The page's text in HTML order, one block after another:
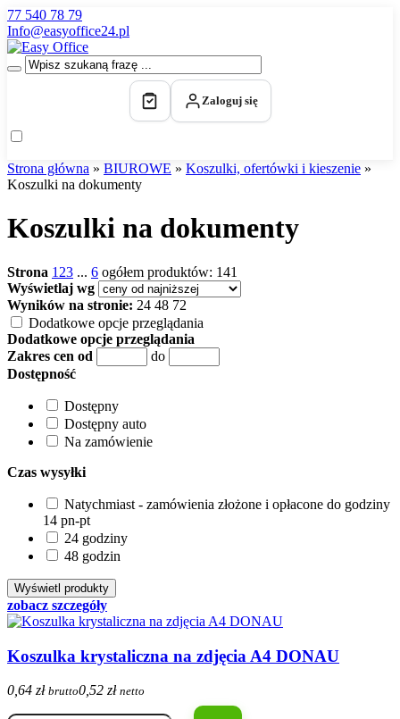
77 540 78 79
Info@easyoffice24.pl
Zaloguj się
Strona główna » BIUROWE » Koszulki, ofertówki i kieszenie »
Koszulki na dokumenty
Koszulki na dokumenty
Strona 1 23 ... 6 ogółem produktów: 141
Wyświetlaj wg
Wyników na stronie: 24 48 72
Dodatkowe opcje przeglądania
Dodatkowe opcje przeglądania
Zakres cen od
do
Dostępność
Dostępny
Dostępny auto
Na zamówienie
Czas wysyłki
Natychmiast - zamówienia złożone i opłacone do godziny
14 pn-pt
24 godziny
48 godzin
zobacz szczegóły
Koszulka krystaliczna na zdjęcia A4 DONAU
0,64 zł brutto0,52 zł netto